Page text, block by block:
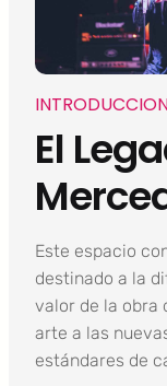
El
Este espacio
destinado a la
valor de la obra
arte a las
estándares de